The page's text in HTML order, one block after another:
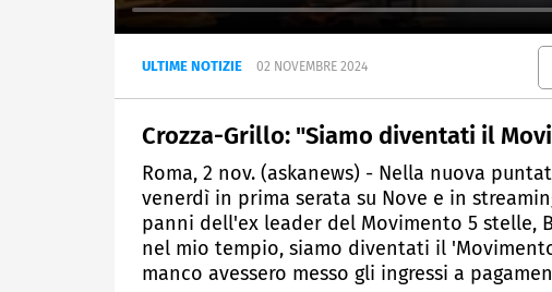
ULTIME NOTIZIE 02 NOVEMBRE 2024
Crozza-Grillo: "Siamo diventati il
Roma, 2 nov. (askanews) - Nella nuova
venerdì in prima serata su Nove e in
panni dell'ex leader del Movimento 5 stelle,
nel mio tempio, siamo diventati il
manco avessero messo gli ingressi a